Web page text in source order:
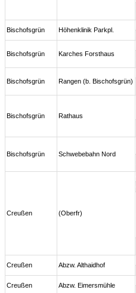
Bischofsgrün Höhenklinik Parkpl.
Bischofsgrün Karches Forsthaus
Bischofsgrün Rangen (b. Bischofsgrün)
Bischofsgrün Rathaus
Bischofsgrün Schwebebahn Nord
Creußen (Oberfr)
Creußen Abzw. Althaidhof
Creußen Abzw. Eimersmühle